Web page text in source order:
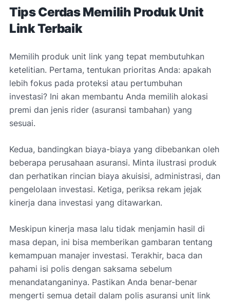
Tips Cerdas Memilih Produk Unit
Link Terbaik
Memilih produk unit link yang tepat membutuhkan
ketelitian. Pertama, tentukan prioritas Anda: apakah
lebih fokus pada proteksi atau pertumbuhan
investasi? Ini akan membantu Anda memilih alokasi
premi dan jenis rider (asuransi tambahan) yang
sesuai.
Kedua, bandingkan biaya-biaya yang dibebankan oleh
beberapa perusahaan asuransi. Minta ilustrasi produk
dan perhatikan rincian biaya akuisisi, administrasi, dan
pengelolaan investasi. Ketiga, periksa rekam jejak
kinerja dana investasi yang ditawarkan.
Meskipun kinerja masa lalu tidak menjamin hasil di
masa depan, ini bisa memberikan gambaran tentang
kemampuan manajer investasi. Terakhir, baca dan
pahami isi polis dengan saksama sebelum
menandatanganinya. Pastikan Anda benar-benar
mengerti semua detail dalam polis asuransi unit link